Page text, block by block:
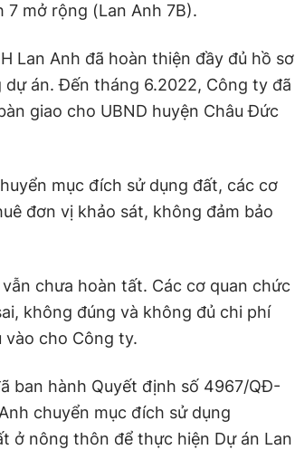
mở rộng (Lan Anh 7B).
Lan Anh đã hoàn thiện đầy đủ hồ sơ
án. Đến tháng 6.2022, Công ty đã
giao cho UBND huyện Châu Đức
mục đích sử dụng đất, các cơ
đơn vị khảo sát, không đảm bảo
chưa hoàn tất. Các cơ quan chức
không đúng và không đủ chi phí
cho Công ty.
ban hành Quyết định số 4967/QĐ-
chuyển mục đích sử dụng
ở nông thôn để thực hiện Dự án Lan